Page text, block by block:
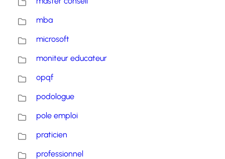
mba
microsoft
moniteur educateur
opqf
podologue
pole emploi
praticien
professionnel